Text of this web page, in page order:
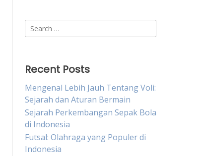
Search
for:
Recent Posts
Mengenal Lebih Jauh Tentang Voli:
Sejarah dan Aturan Bermain
Sejarah Perkembangan Sepak Bola
di Indonesia
Futsal: Olahraga yang Populer di
Indonesia